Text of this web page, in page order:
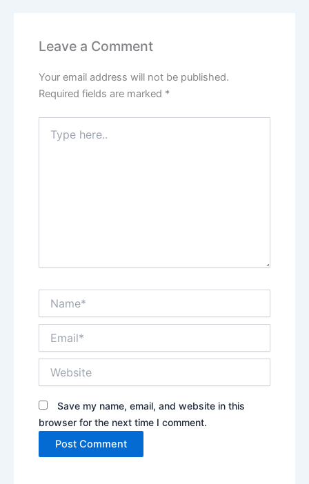
Leave a Comment
Your email address will not be published.
Required fields are marked *
here..
Save my name, email, and website in this
browser for the next time I comment.